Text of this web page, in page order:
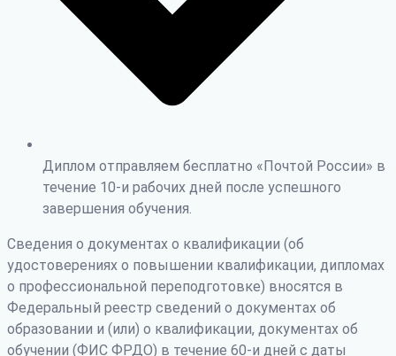
Диплом отправляем бесплатно «Почтой России» в
течение 10-и рабочих дней после успешного
завершения обучения.
Сведения о документах о квалификации (об
удостоверениях о повышении квалификации, дипломах
о профессиональной переподготовке) вносятся в
Федеральный реестр сведений о документах об
образовании и (или) о квалификации, документах об
обучении (ФИС ФРДО) в течение 60-и дней с даты